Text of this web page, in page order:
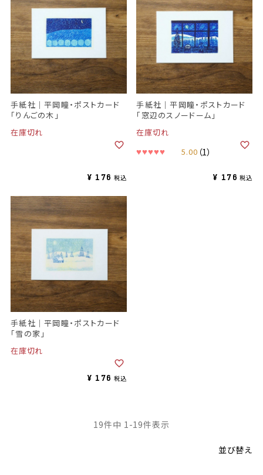
手紙社｜平岡瞳・ポストカード
「りんごの木」
在庫切れ
¥ 176 税込
手紙社｜平岡瞳・ポストカード
「窓辺のスノードーム」
在庫切れ
¥ 176 税込
5.00 （1）
手紙社｜平岡瞳・ポストカード
「雪の家」
在庫切れ
¥ 176 税込
並び替え
19件中 1-19件表示